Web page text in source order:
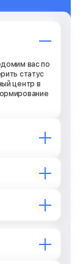
вас по
статус
центр в